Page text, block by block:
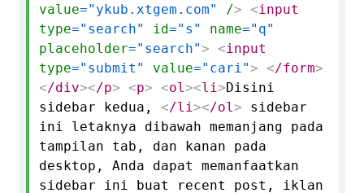
value="ykub.xtgem.com" /> <input
type="search" id="s" name="q"
placeholder="search"> <input
type="submit" value="cari"> </form>
</div></p> <p> <ol><li>Disini
sidebar kedua, </li></ol> sidebar
ini letaknya dibawah memanjang pada
tampilan tab, dan kanan pada
desktop, Anda dapat memanfaatkan
sidebar ini buat recent post, iklan